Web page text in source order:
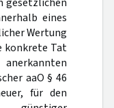
eines
Wertung
konkrete Tat
aaO § 46
für den